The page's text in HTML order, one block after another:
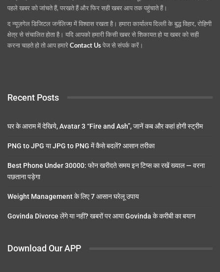
पहले खबर को जांचते हैं, परखते हैं और फिर सही खबर आप तक पहुंचाते हैं।
द न्यूज़गेल डिजिटल जर्नलिज्म़ में विश्वास रखता है। हमारा कार्यालय दिल्ली के बुद्ध विहार, रोहिणी
क्षेत्र से संचालित होता है। यदि आपको हमारी किसी खबर से शिकायत हो या खबर को सही
करना चाहते हो तो आप हमारेContact Usपेज से संपर्क करें।
Recent Posts
घर के आराम में देखिये, Avatar 3 “Fire and Ash”, जानें कब और कहां होगी स्ट्रीम
PNG to JPG या JPG to PNG में कैसे बदलें? आसान तरीका
Best Phone Under 30000: फोन खरीदते समय इन टिप्स का रखें ख्याल — वरना
पछताना पड़ेगा
Weight Management के लिए 7 आसान घरेलू उपाय
Govinda Divorce लेंगे या नहीं? खबरों पर आया Govinda के करीबी का बयान
Download Our APP